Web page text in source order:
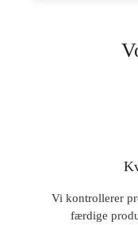
Vi kontrollerer
færdige